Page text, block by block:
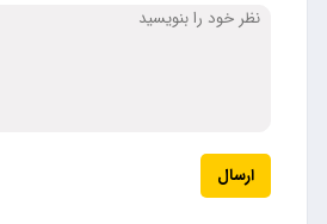
ارسال